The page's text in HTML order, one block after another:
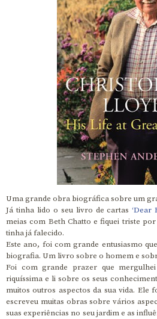
Uma grande obra biográfica sobre um
Já tinha lido o seu livro de cartas‘Dear
meias com Beth Chatto e fiquei triste
tinha já falecido.
Este ano, foi com grande entusiasmo
biografia. Um livro sobre o homem e
Foi com grande prazer que
riquíssima e li sobre os seus
muitos outros aspectos da sua vida. Ele
escreveu muitas obras sobre vários
suas experiências no seu jardim e as